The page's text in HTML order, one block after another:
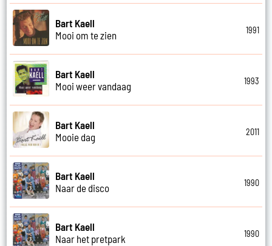
Bart Kaell
Mooi om te zien
1991
Bart Kaell
Mooi weer vandaag
1993
Bart Kaell
Mooie dag
2011
Bart Kaell
Naar de disco
1990
Bart Kaell
Naar het pretpark
1990